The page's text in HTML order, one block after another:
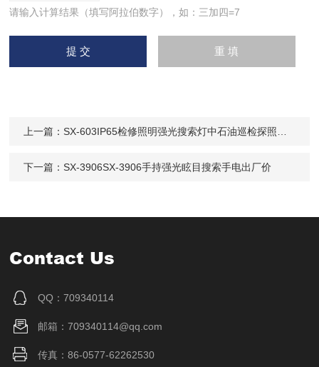
请输入计算结果（填写阿拉伯数字），如：三加四=7
上一篇： SX-603IP65检修照明强光搜索灯中石油巡检探照灯9W
下一篇： SX-3906SX-3906手持强光眩目搜索手电出厂价
Contact Us
QQ：709340114
邮箱：709340114@qq.com
传真：86-0577-62262530